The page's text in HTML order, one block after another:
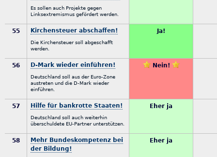
Es sollen auch Projekte gegen
Linksextremismus gefördert werden.
55 Kirchensteuer abschaffen!
Die Kirchensteuer soll abgeschafft
werden.
Ja!
56 D-Mark wieder einführen!
Deutschland soll aus der Euro-Zone
austreten und die D-Mark wieder
einführen.
Nein!
57 Hilfe für bankrotte Staaten!
Deutschland soll auch weiterhin
überschuldete EU-Partner unterstützen.
Eher ja
58
Mehr Bundeskompetenz bei
der Bildung!
Eher ja